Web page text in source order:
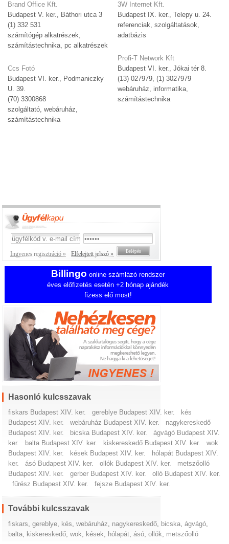
Brand Office Kft.
Budapest V. ker., Báthori utca 3
(1) 332 531
számítógép alkatrészek,
számítástechnika, pc alkatrészek
Ccs Fotó
Budapest VI. ker., Podmaniczky
U. 39.
(70) 3300868
szolgáltató, webáruház,
számítástechnika
3W Internet Kft.
Budapest IX. ker., Telepy u. 24.
referenciak, szolgáltatások,
adatbázis
Profi-T Network Kft
Budapest VI. ker., Jókai tér 8.
(13) 027979, (1) 3027979
webáruház, informatika,
számítástechnika
Ingyenes regisztráció » Elfelejtett jelszó »
Billingo online számlázó rendszer
éves előfizetés esetén +2 hónap ajándék
fizess elő most!
Hasonló kulcsszavak
fiskars Budapest XIV. ker. gereblye Budapest XIV. ker.
kés
Budapest XIV. ker.
webáruház Budapest XIV. ker.
nagykereskedő
Budapest XIV. ker.
bicska Budapest XIV. ker.
ágvágó Budapest XIV.
ker.
balta Budapest XIV. ker. kiskereskedő Budapest XIV. ker.
wok
Budapest XIV. ker.
kések Budapest XIV. ker.
hólapát Budapest XIV.
ker.
ásó Budapest XIV. ker. ollók Budapest XIV. ker.
metszőolló
Budapest XIV. ker.
gerber Budapest XIV. ker.
olló Budapest XIV. ker.
fűrész Budapest XIV. ker.
fejsze Budapest XIV. ker.
További kulcsszavak
fiskars ,gereblye kés ,webáruház nagykereskedő bicska ,ágvágó
balta
kiskereskedő ,wok kések hólapát ,ásó ,ollók metszőolló